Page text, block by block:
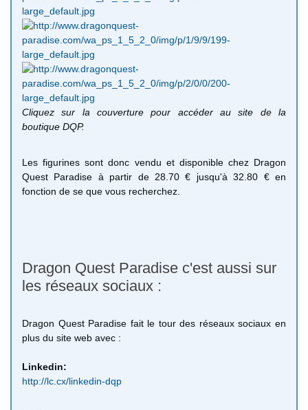
Cliquez sur la couverture pour accéder au site de la
boutique DQP.
Les figurines sont donc vendu et disponible chez Dragon
Quest Paradise à partir de 28.70 € jusqu'à 32.80 € en
fonction de se que vous recherchez.
Dragon Quest Paradise c'est aussi sur
les réseaux sociaux :
Dragon Quest Paradise fait le tour des réseaux sociaux en
plus du site web avec :
Linkedin:
http://lc.cx/linkedin-dqp